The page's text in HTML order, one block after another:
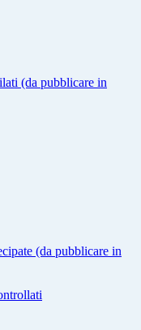
(da pubblicare in
(da pubblicare in